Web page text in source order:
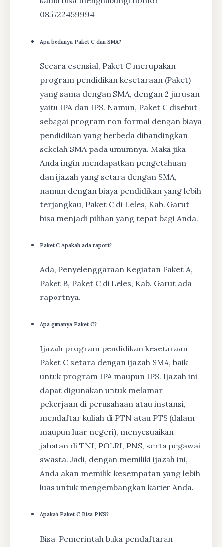
085722459994
Apa bedanya Paket C dan SMA?
Secara esensial, Paket C merupakan
program pendidikan kesetaraan (Paket)
yang sama dengan SMA, dengan 2 jurusan
yaitu IPA dan IPS. Namun, Paket C disebut
sebagai program non formal dengan biaya
pendidikan yang berbeda dibandingkan
sekolah SMA pada umumnya. Maka jika
Anda ingin mendapatkan pengetahuan
dan ijazah yang setara dengan SMA,
namun dengan biaya pendidikan yang lebih
terjangkau, Paket C di Leles, Kab. Garut
bisa menjadi pilihan yang tepat bagi Anda.
Paket C Apakah ada raport?
Ada, Penyelenggaraan Kegiatan Paket A,
Paket B, Paket C di Leles, Kab. Garut ada
raportnya.
Apa gunanya Paket C?
Ijazah program pendidikan kesetaraan
Paket C setara dengan ijazah SMA, baik
untuk program IPA maupun IPS. Ijazah ini
dapat digunakan untuk melamar
pekerjaan di perusahaan atau instansi,
mendaftar kuliah di PTN atau PTS (dalam
maupun luar negeri), menyesuaikan
jabatan di TNI, POLRI, PNS, serta pegawai
swasta. Jadi, dengan memiliki ijazah ini,
Anda akan memiliki kesempatan yang lebih
luas untuk mengembangkan karier Anda.
Apakah Paket C Bisa PNS?
Bisa, Pemerintah buka pendaftaran